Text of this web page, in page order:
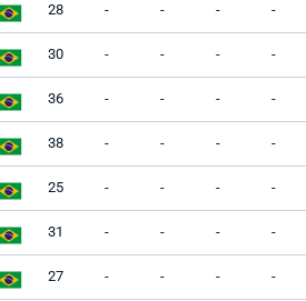
28 - - - -
30 - - - -
36 - - - -
38 - - - -
25 - - - -
31 - - - -
27 - - - -